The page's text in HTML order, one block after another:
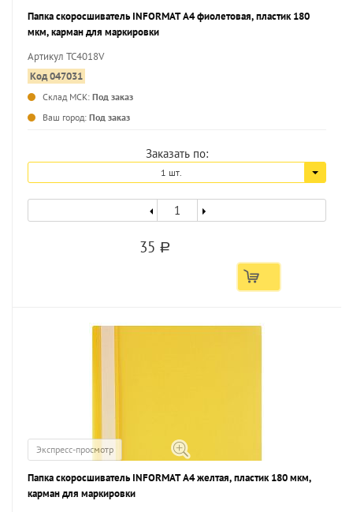
Папка скоросшиватель INFORMAT А4 фиолетовая, пластик 180
мкм, карман для маркировки
Артикул TC4018V
Код 047031
Склад МСК: Под заказ
Ваш город: Под заказ
Заказать по:
1 шт.
35 a
Экспресс-просмотр
Папка скоросшиватель INFORMAT А4 желтая, пластик 180 мкм,
карман для маркировки